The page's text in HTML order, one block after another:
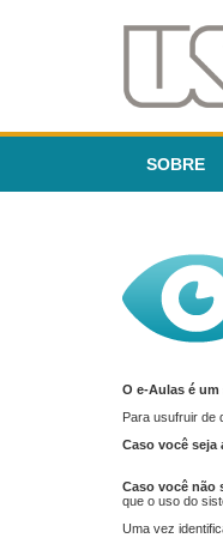
SOBRE
O e-Aulas é
Para usufruir de
Caso você
Caso você não
que o uso do
Uma vez